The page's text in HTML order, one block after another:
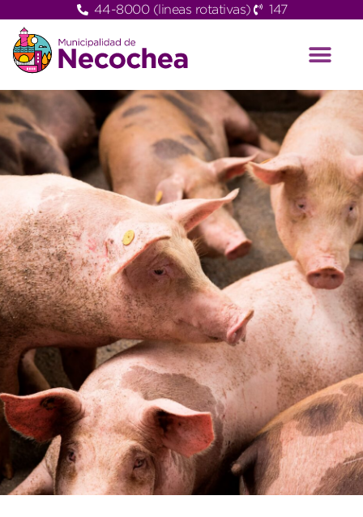
44-8000 (lineas rotativas) 147